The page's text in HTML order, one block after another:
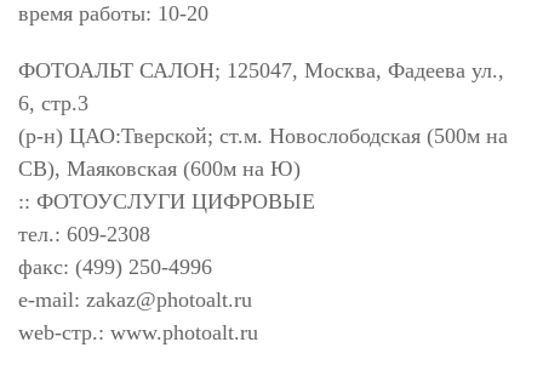
время работы: 10-20
ФОТОАЛЬТ САЛОН; 125047, Москва, Фадеева ул.,
6, стр.3
(р-н) ЦАО:Тверской; ст.м. Новослободская (500м на
СВ), Маяковская (600м на Ю)
:: ФОТОУСЛУГИ ЦИФРОВЫЕ
тел.: 609-2308
факс: (499) 250-4996
e-mail: zakaz@photoalt.ru
web-стр.: www.photoalt.ru